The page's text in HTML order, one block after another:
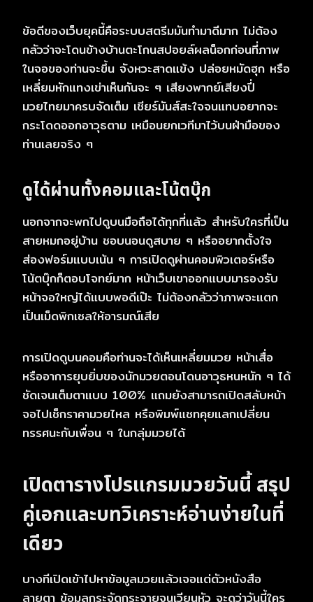
ข้อดีของเว็บยุคนี้คือระบบสตรีมมันทำมาดีมาก ไม่ต้อง
กลัวว่าจะโดนข้างบ้านตะโกนสปอยล์ผลน็อกก่อนที่ภาพ
ในจอของท่านจะขึ้น จังหวะสาดแข้ง ปล่อยหมัดฮุก หรือ
เหลี่ยมหักแทงเข่าเห็นกันจะ ๆ เสียงพากย์เสียงปี่
มวยไทยมาครบจัดเต็ม เชียร์มันส์สะใจจนแทบอยากจะ
กระโดดออกอาวุธตาม เหมือนยกเวทีมาไว้บนฝ่ามือของ
ท่านเลยจริง ๆ
ดูได้ผ่านทั้งคอมและโน้ตบุ๊ก
นอกจากจะพกไปดูบนมือถือได้ทุกที่แล้ว สำหรับใครที่เป็น
สายหมกอยู่บ้าน ชอบนอนดูสบาย ๆ หรืออยากตั้งใจ
ส่องฟอร์มแบบเน้น ๆ การเปิดดูผ่านคอมพิวเตอร์หรือ
โน้ตบุ๊กก็ตอบโจทย์มาก หน้าเว็บเขาออกแบบมารองรับ
หน้าจอใหญ่ได้แบบพอดีเป๊ะ ไม่ต้องกลัวว่าภาพจะแตก
เป็นเม็ดพิกเซลให้อารมณ์เสีย
การเปิดดูบนคอมคือท่านจะได้เห็นเหลี่ยมมวย หน้าเสื่อ
หรืออาการยุบยิ่บของนักมวยตอนโดนอาวุธหนหนัก ๆ ได้
ชัดเจนเต็มตาแบบ 100% แถมยังสามารถเปิดสลับหน้า
จอไปเช็กราคามวยไหล หรือพิมพ์แชทคุยแลกเปลี่ยน
ทรรศนะกับเพื่อน ๆ ในกลุ่มมวยได้
เปิดตารางโปรแกรมมวยวันนี้ สรุป
คู่เอกและบทวิเคราะห์อ่านง่ายในที่
เดียว
บางทีเปิดเข้าไปหาข้อมูลมวยแล้วเจอแต่ตัวหนังสือ
ลายตา ข้อมูลกระจัดกระจายจนเวียนหัว จะดูว่าวันนี้ใคร